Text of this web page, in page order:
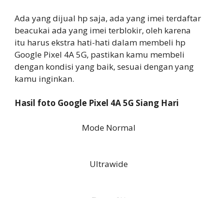
Ada yang dijual hp saja, ada yang imei terdaftar
beacukai ada yang imei terblokir, oleh karena
itu harus ekstra hati-hati dalam membeli hp
Google Pixel 4A 5G, pastikan kamu membeli
dengan kondisi yang baik, sesuai dengan yang
kamu inginkan.
Hasil foto Google Pixel 4A 5G Siang Hari
Mode Normal
Ultrawide